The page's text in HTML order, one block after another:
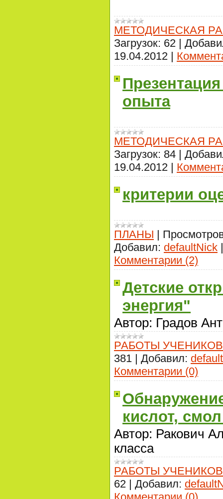
МЕТОДИЧЕСКАЯ
Загрузок: 62
19.04.2012
опыта
МЕТОДИЧЕСКАЯ
Загрузок: 84
19.04.2012
критерии
ПЛАНЫ
Добавил: defaultNick
Комментарии (2)
Детские
энергия"
Автор: Градов
РАБОТЫ УЧЕНИКОВ
381
Добавил:
Комментарии (0)
кислот,
Автор: Ракович
класса
РАБОТЫ УЧЕНИКОВ
62
Добавил: